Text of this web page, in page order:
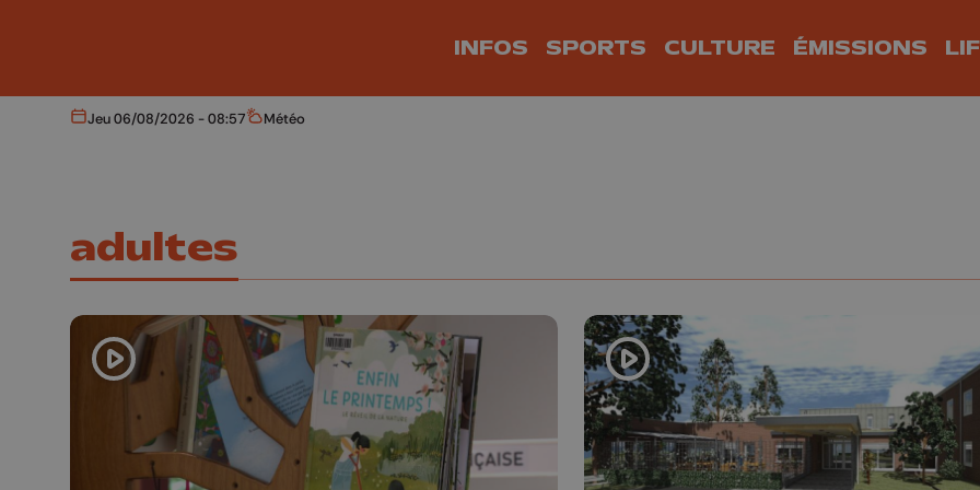
INFOS SPORTS CULTURE ÉMISSIONS
Aujourd'hui
Jeu 06/08/2026 - 08:57 Météo
Météo
adultes